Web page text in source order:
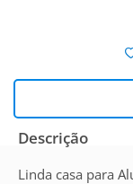
Descrição
Linda casa para